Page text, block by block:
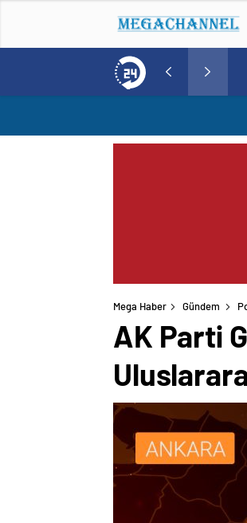
Norweç silahlı kuvvetleri kadınlardan oluşan özel kuvvetler eğitimlerini başlattı.
Mega Haber Gündem
AK Parti